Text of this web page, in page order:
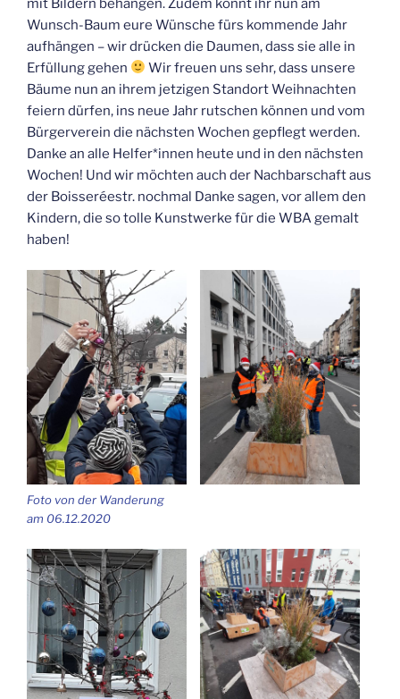
mit Bil­dern behan­gen. Zudem könnt ihr nun am
Wunsch-Baum eure Wün­sche fürs kom­men­de Jahr
auf­hän­gen – wir drü­cken die Dau­men, dass sie alle in
Erfül­lung gehen
Wir freu­en uns sehr, dass unse­re
Bäu­me nun an ihrem jet­zi­gen Stand­ort Weih­nach­ten
fei­ern dür­fen, ins neue Jahr rut­schen kön­nen und vom
Bür­ger­ver­ein die nächs­ten Wochen gepflegt wer­den.
Dan­ke an alle Helfer*innen heu­te und in den nächs­ten
Wochen! Und wir möch­ten auch der Nach­bar­schaft aus
der Bois­se­réestr. noch­mal Dan­ke sagen, vor allem den
Kin­dern, die so tol­le Kunst­wer­ke für die WBA gemalt
haben!
Foto von der Wan­de­rung
am 06.12.2020